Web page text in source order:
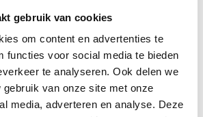
gebruik van cookies
om content en advertenties te
functies voor social media te bieden
te analyseren. Ook delen we
gebruik van onze site met onze
media, adverteren en analyse. Deze
in een polyester plantenbakeen
zijn aan 2 kanten aangebracht
Hierdoor is de kunsthaag 100% groen
van een mooie
van de kunsthaag zijn haast niet van
van echte bladeren dankzij de details.